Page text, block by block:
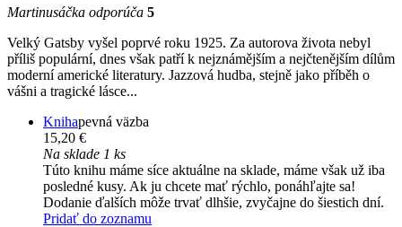
Martinusáčka odporúča 5
Velký Gatsby vyšel poprvé roku 1925. Za autorova života nebyl
příliš populární, dnes však patří k nejznámějším a nejčtenějším dílům
moderní americké literatury. Jazzová hudba, stejně jako příběh o
vášni a tragické lásce...
Knihapevná väzba
15,20 €
Na sklade 1 ks
Túto knihu máme síce aktuálne na sklade, máme však už iba
posledné kusy. Ak ju chcete mať rýchlo, ponáhľajte sa!
Dodanie ďalších môže trvať dlhšie, zvyčajne do šiestich dní.
Pridať do zoznamu